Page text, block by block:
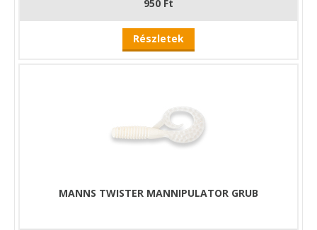
950 Ft
Részletek
MANNS TWISTER MANNIPULATOR GRUB